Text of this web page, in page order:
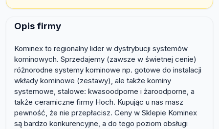
Opis firmy
Kominex to regionalny lider w dystrybucji systemów
kominowych. Sprzedajemy (zawsze w świetnej cenie)
różnorodne systemy kominowe np. gotowe do instalacji
wkłady kominowe (zestawy), ale także kominy
systemowe, stalowe: kwasoodporne i żaroodporne, a
także ceramiczne firmy Hoch. Kupując u nas masz
pewność, że nie przepłacisz. Ceny w Sklepie Kominex
są bardzo konkurencyjne, a do tego poziom obsługi